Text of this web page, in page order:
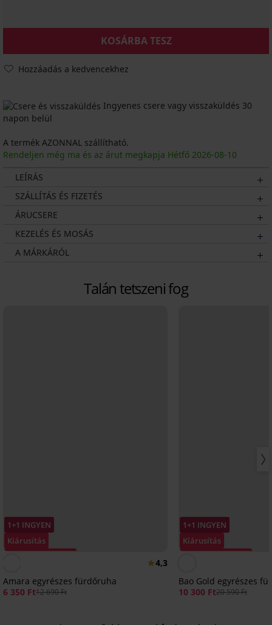
KOSÁRBA TESZ
Hozzáadás a kedvencekhez
Ingyenes csere vagy visszaküldés 30
napon belül
A termék AZONNAL szállítható.
Rendeljen még ma és az árut megkapja Hétfő 2026-08-10
LEÍRÁS
SZÁLLÍTÁS ÉS FIZETÉS
ÁRUCSERE
KEZELÉS ÉS MOSÁS
A MÁRKÁRÓL
Talán tetszeni fog
1+1 INGYEN
Kiárusítás
4,3
Amara egyrészes fürdőruha
6 350 Ft12 690 Ft
1+1 INGYEN
Kiárusítás
Bao Gold egyrészes
10 300 Ft20 590 Ft